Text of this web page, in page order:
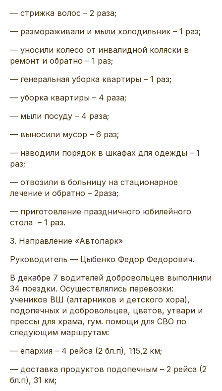
— стрижка волос – 2 раза;
— размораживали и мыли холодильник – 1 раз;
— уносили колесо от инвалидной коляски в
ремонт и обратно – 1 раз;
— генеральная уборка квартиры – 1 раз;
— уборка квартиры – 4 раза;
— мыли посуду – 4 раза;
— выносили мусор – 6 раз;
— наводили порядок в шкафах для одежды – 1
раз;
— отвозили в больницу на стационарное
лечение и обратно – 2раза;
— приготовление праздничного юбилейного
стола – 1 раз.
3. Направление «Автопарк»
Руководитель — Цыбенко Федор Федорович.
В декабре 7 водителей добровольцев выполнили
34 поездки. Осуществлялись перевозки:
учеников ВШ (алтарников и детского хора),
подопечных и добровольцев, цветов, утвари и
прессы для храма, гум. помощи для СВО по
следующим маршрутам:
— епархия – 4 рейса (2 бл.п), 115,2 км;
— доставка продуктов подопечным – 2 рейса (2
бл.п), 31 км;